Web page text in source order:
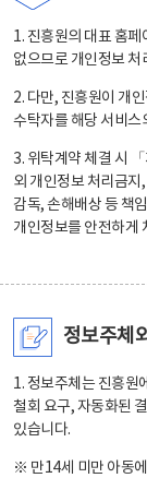
1. 진흥원의 대표 홈
없으므로 개인정보
2. 다만, 진흥원이 개
수탁자를 해당 서비스
3. 위탁계약 체결 시
외 개인정보 처리금지
감독, 손해배상 등 책
개인정보를 안전하게
정보주체
1. 정보주체는 진흥원
철회 요구, 자동화된
있습니다.
※ 만14세 미만 아동